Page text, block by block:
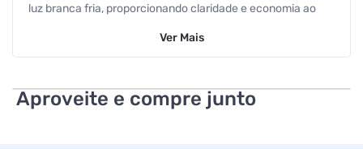
luz branca fria, proporcionando claridade e economia ao
Potencia de 4.4W por metro Tensao de operacao 12V
Tecnologia SMD para maior durabilidade e eficiencia PARA
QUE SERVE Indicada para iluminacao decorativa e
Ver Mais
Aproveite e compre junto